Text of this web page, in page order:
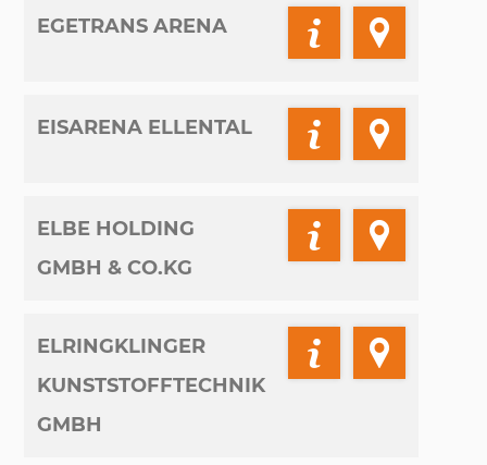
EGETRANS ARENA
EISARENA ELLENTAL
ELBE HOLDING
GMBH & CO.KG
ELRINGKLINGER
KUNSTSTOFFTECHNIK
GMBH